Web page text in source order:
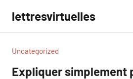
contenu
lettresvirtuelles
Uncategorized
Expliquer simplement